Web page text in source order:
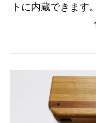
トに内蔵できます